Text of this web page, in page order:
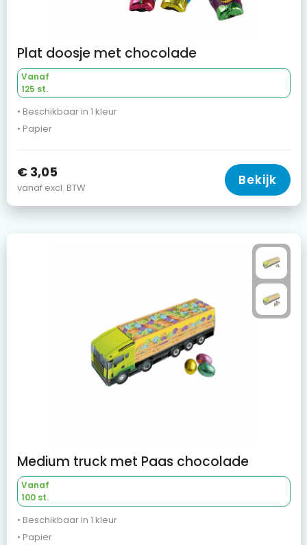
Plat doosje met chocolade
Vanaf
125 st.
• Beschikbaar in 1 kleur
• Papier
€ 3,05
vanaf excl. BTW Bekijk
Medium truck met Paas chocolade
Vanaf
100 st.
• Beschikbaar in 1 kleur
• Papier